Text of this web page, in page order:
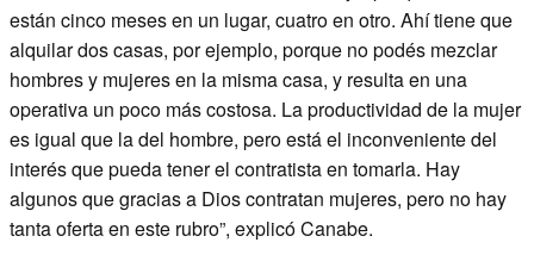
están cinco meses en un lugar, cuatro en otro. Ahí tiene que
alquilar dos casas, por ejemplo, porque no podés mezclar
hombres y mujeres en la misma casa, y resulta en una
operativa un poco más costosa. La productividad de la mujer
es igual que la del hombre, pero está el inconveniente del
interés que pueda tener el contratista en tomarla. Hay
algunos que gracias a Dios contratan mujeres, pero no hay
tanta oferta en este rubro”, explicó Canabe.